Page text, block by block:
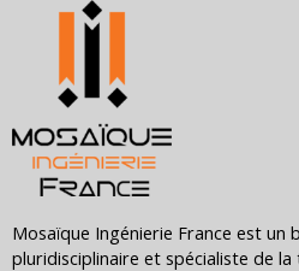
Mosaïque Ingénierie France est un
pluridisciplinaire et spécialiste de la